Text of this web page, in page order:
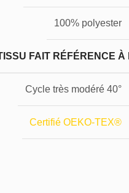
100% polyester
FAIT RÉFÉRENCE
Cycle très modéré 40°
Certifié OEKO-TEX®